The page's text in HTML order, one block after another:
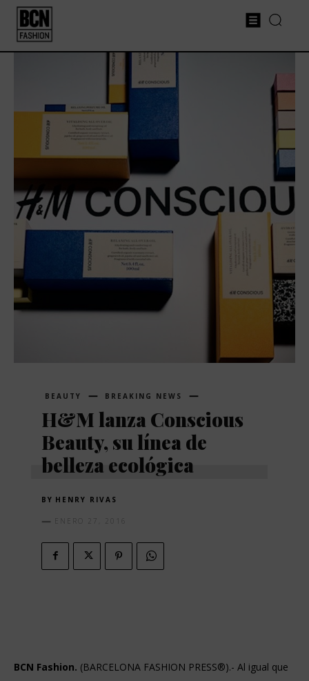
BEAUTY BREAKING NEWS
H&M lanza Conscious
Beauty, su línea de
belleza ecológica
BY HENRY RIVAS
ENERO 27, 2016
BCN Fashion. (BARCELONA FASHION PRESS®).- Al igual que